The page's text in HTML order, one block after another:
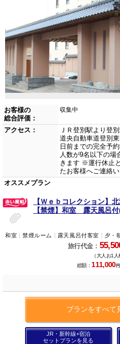
お客様の
総合評価：
収集中
アクセス：
ＪＲ登別駅より登
道央自動車道登別
日前までの完全予
人数が9名以下の場
きます ※運行休止
たお客様へご連絡
オススメプラン
【Ｗｅｂコレクション】
【禁煙】和室 露天風呂
和室 禁煙ルーム 露天風呂付客室 夕・
旅行代金：
（大人お1人
総額： 111,000
プランをすべて
JR・新幹線+宿泊
セットプランを見る